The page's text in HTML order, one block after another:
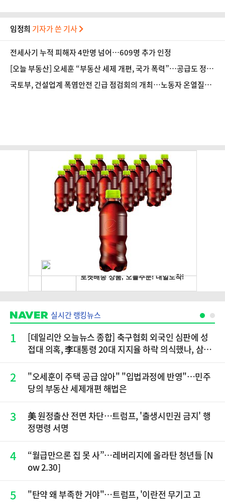
임정희 기자가 쓴 기사
전세사기 누적 피해자 4만명 넘어…609명 추가 인정
[오늘 부동산] 오세훈 “부동산 세제 개편, 국가 폭력”…공급도 정부
와 온도차
국토부, 건설업계 폭염안전 긴급 점검회의 개최…노동자 온열질환
실시간 랭킹뉴스
1
[데일리안 오늘뉴스 종합] 축구협회 외국인 심판에 성
접대 의혹, 李대통령 20대 지지율 하락 의식했나, 삼전
재점화, 김민석 "과반 승리 가능성 99%" 등
2
"오세훈이 주택 공급 않아" "입법과정에 반영"…민주
당의 부동산 세제개편 해법은
3
美 원정출산 전면 차단…트럼프, '출생시민권 금지' 행
정명령 서명
4
“월급만으론 집 못 사”…레버리지에 올라탄 청년들 [N
ow 2.30]
5
"탄약 왜 부족한 거야"…트럼프, '이란전 무기고 고